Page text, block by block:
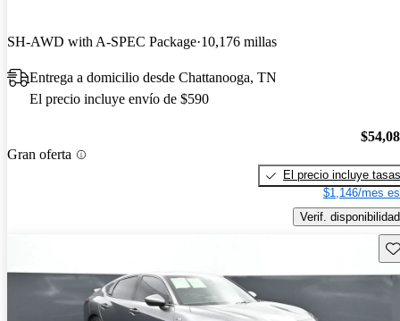
SH-AWD with A-SPEC Package 10,176 millas
Entrega a domicilio desde Chattanooga, TN
El precio incluye envío de $590
Gran oferta
El precio incluye tasas
$1,146/mes
Verif. disponibilidad